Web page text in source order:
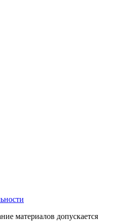
материалов допускается